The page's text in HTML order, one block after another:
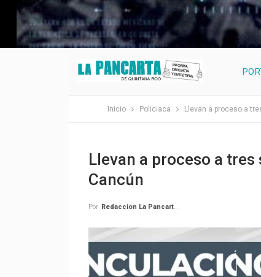
Inicio Policiaca Llevan a proceso a
Llevan a proceso a
Cancún
Por Redaccion La Pancarta De Quintana Roo